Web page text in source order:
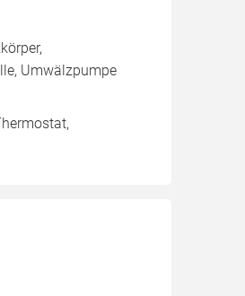
Umwälzpumpe